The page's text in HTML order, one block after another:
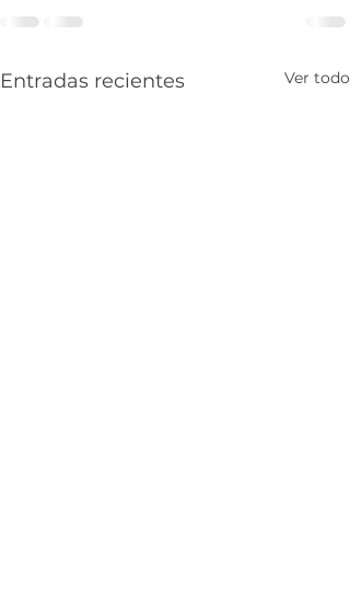
Entradas recientes Ver todo